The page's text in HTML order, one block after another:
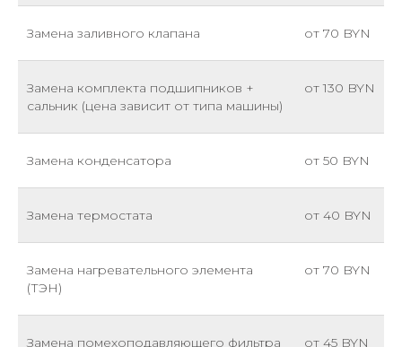
Замена заливного клапана от 70 BYN
Замена комплекта подшипников +
сальник (цена зависит от типа машины)
от 130 BYN
Замена конденсатора от 50 BYN
Замена термостата от 40 BYN
Замена нагревательного элемента
(ТЭН)
от 70 BYN
Замена помехоподавляющего фильтра от 45 BYN